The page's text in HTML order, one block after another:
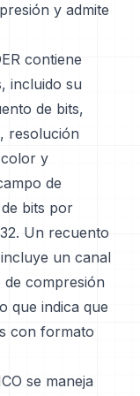
y admite
contiene
incluido su
de bits,
resolución
y
de
bits por
Un recuento
un canal
compresión
que indica que
con formato
se maneja